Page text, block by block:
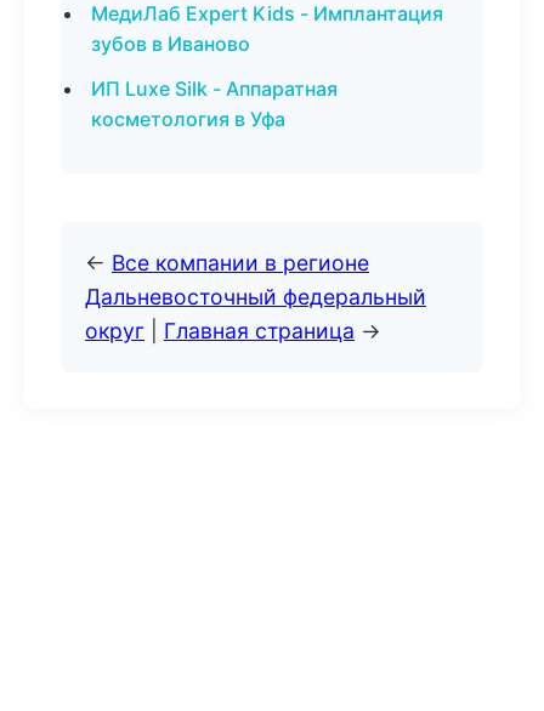
МедиЛаб Expert Kids - Имплантация
зубов в Иваново
ИП Luxe Silk - Аппаратная
косметология в Уфа
← Все компании в регионе
Дальневосточный федеральный
округ
Главная страница →